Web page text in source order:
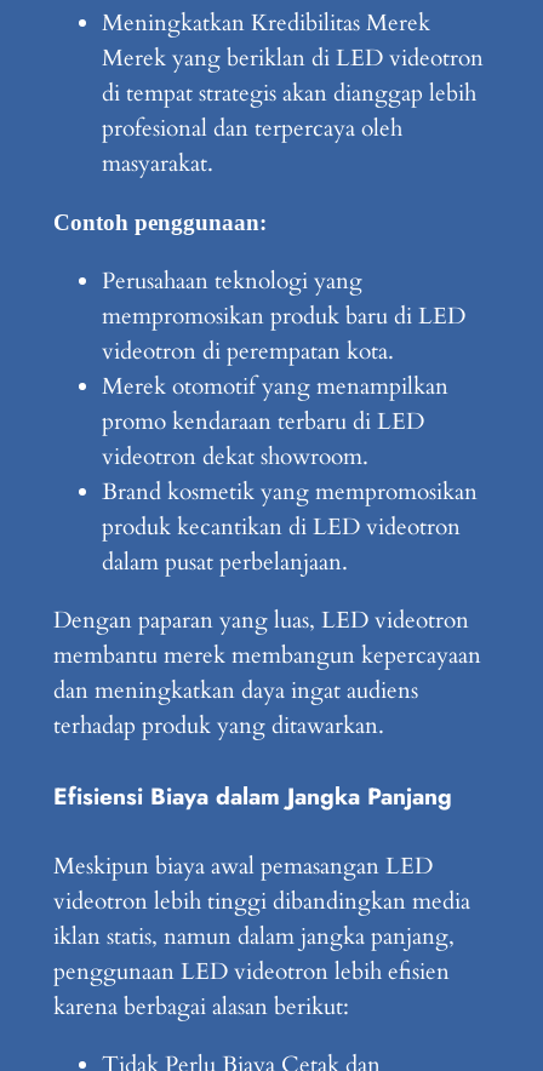
Meningkatkan Kredibilitas Merek
Merek yang beriklan di LED videotron
di tempat strategis akan dianggap lebih
profesional dan terpercaya oleh
masyarakat.
Contoh penggunaan:
Perusahaan teknologi yang
mempromosikan produk baru di LED
videotron di perempatan kota.
Merek otomotif yang menampilkan
promo kendaraan terbaru di LED
videotron dekat showroom.
Brand kosmetik yang mempromosikan
produk kecantikan di LED videotron
dalam pusat perbelanjaan.
Dengan paparan yang luas, LED videotron
membantu merek membangun kepercayaan
dan meningkatkan daya ingat audiens
terhadap produk yang ditawarkan.
Efisiensi Biaya dalam Jangka Panjang
Meskipun biaya awal pemasangan LED
videotron lebih tinggi dibandingkan media
iklan statis, namun dalam jangka panjang,
penggunaan LED videotron lebih efisien
karena berbagai alasan berikut: